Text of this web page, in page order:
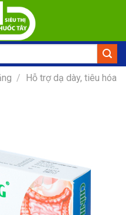
/ Hỗ trợ dạ dày, tiêu hóa